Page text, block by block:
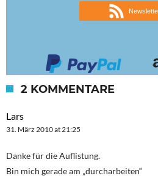
2 KOMMENTARE
Lars
31. März 2010 at 21:25
Danke für die Auflistung.
Bin mich gerade am „durcharbeiten“